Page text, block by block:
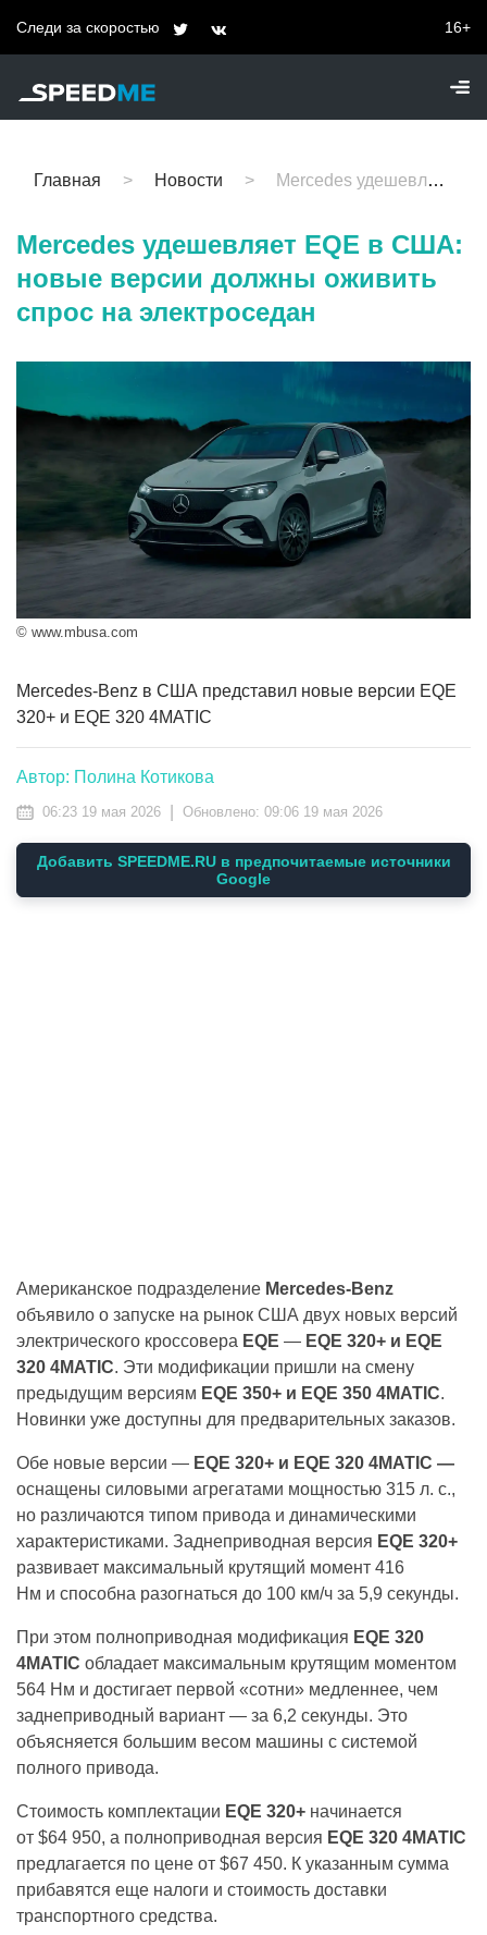
Следи за скоростью 16+
Главная Новости Mercedes удешевляет EQE в США: новые версии должны оживить спрос на электроседан
Mercedes удешевляет EQE в США:
новые версии должны оживить
спрос на электроседан
© www.mbusa.com
Mercedes-Benz в США представил новые версии EQE
320+ и EQE 320 4MATIC
Автор: Полина Котикова
06:23 19 мая 2026 Обновлено: 09:06 19 мая 2026
Добавить SPEEDME.RU в предпочитаемые источники
Google
Американское подразделение Mercedes-Benz
объявило о запуске на рынок США двух новых версий
электрического кроссовера EQE — EQE 320+ и EQE
320 4MATIC. Эти модификации пришли на смену
предыдущим версиям EQE 350+ и EQE 350 4MATIC.
Новинки уже доступны для предварительных заказов.
Обе новые версии — EQE 320+ и EQE 320 4MATIC —
оснащены силовыми агрегатами мощностью 315 л. с.,
но различаются типом привода и динамическими
характеристиками. Заднеприводная версия EQE 320+
развивает максимальный крутящий момент 416
Нм и способна разогнаться до 100 км/ч за 5,9 секунды.
При этом полноприводная модификация EQE 320
4MATIC обладает максимальным крутящим моментом
564 Нм и достигает первой «сотни» медленнее, чем
заднеприводный вариант — за 6,2 секунды. Это
объясняется большим весом машины с системой
полного привода.
Стоимость комплектации EQE 320+ начинается
от $64 950, а полноприводная версия EQE 320 4MATIC
предлагается по цене от $67 450. К указанным сумма
прибавятся еще налоги и стоимость доставки
транспортного средства.